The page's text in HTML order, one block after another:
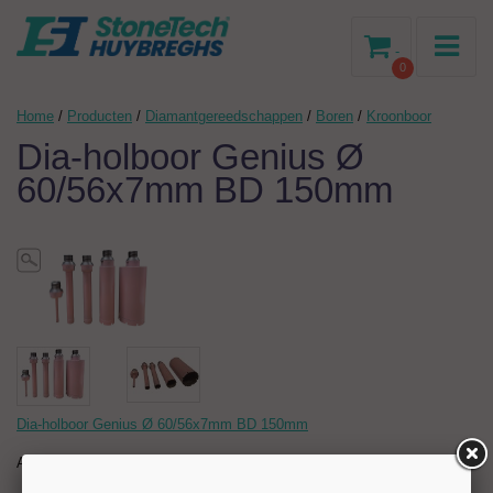
0
-
Home / Producten / Diamantgereedschappen / Boren / Kroonboor
Dia-holboor Genius Ø
60/56x7mm BD 150mm
Dia-holboor Genius Ø 60/56x7mm BD 150mm
Artikelnr: